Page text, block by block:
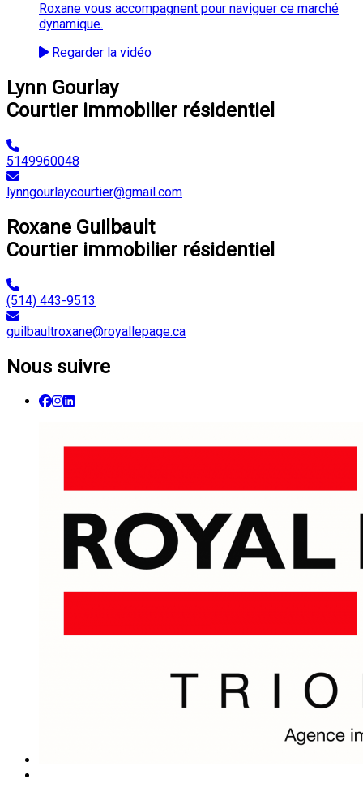
Roxane vous accompagnent pour naviguer ce marché
dynamique.
Regarder la vidéo
Lynn Gourlay
Courtier immobilier résidentiel
5149960048
lynngourlaycourtier@gmail.com
Roxane Guilbault
Courtier immobilier résidentiel
(514) 443-9513
guilbaultroxane@royallepage.ca
Nous suivre